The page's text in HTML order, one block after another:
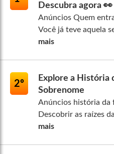
Descubra agora 👀
Anúncios Quem
Você já teve aquela
mais
2º
Explore a História
Sobrenome
Anúncios história da
Descobrir as raízes
mais